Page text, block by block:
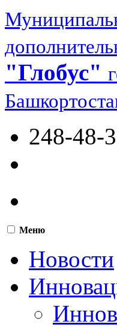
"Глобус"
248-48-
Меню
Новости